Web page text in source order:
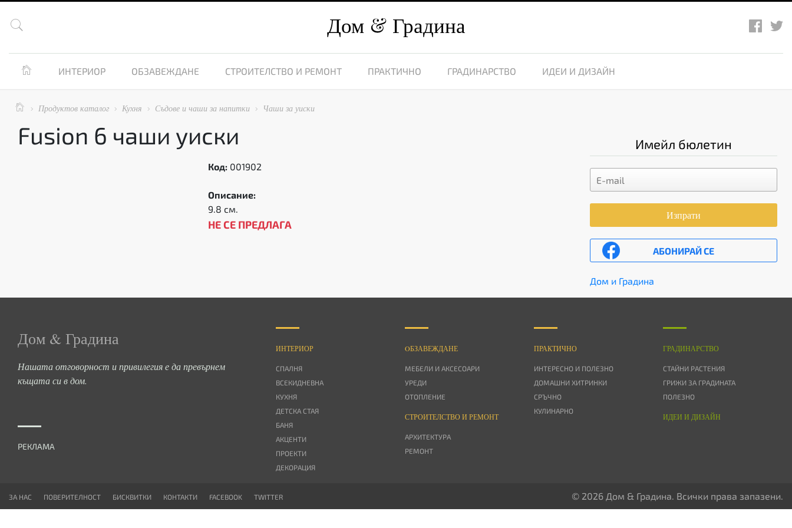
 Дом Градина
 ИНТЕРИОР ОБЗАВЕЖДАНЕ СТРОИТЕЛСТВО И РЕМОНТ ПРАКТИЧНО ГРАДИНАРСТВО ИДЕИ И ДИЗАЙН
  Продуктов каталог  Кухня  Съдове и чаши за напитки  Чаши за уиски
Fusion 6 чаши уиски
Код: 001902
Описание:
9.8 см.
НЕ СЕ ПРЕДЛАГА
Имейл бюлетин
Изпрати
АБОНИРАЙ СЕ
Дом и Градина
Дом & Градина
Нашата отговорност и привилегия е да превърнем
къщата си в дом.
РЕКЛАМА
ИНТЕРИОР
СПАЛНЯ
ВСЕКИДНЕВНА
КУХНЯ
ДЕТСКА СТАЯ
БАНЯ
АКЦЕНТИ
ПРОЕКТИ
ДЕКОРАЦИЯ
OБЗАВЕЖДАНЕ
МЕБЕЛИ И АКСЕСОАРИ
УРЕДИ
ОТОПЛЕНИЕ
СТРОИТЕЛСТВО И РЕМОНТ
АРХИТЕКТУРА
РЕМОНТ
ПРАКТИЧНО
ИНТЕРЕСНО И ПОЛЕЗНО
ДОМАШНИ ХИТРИНКИ
СРЪЧНО
КУЛИНАРНО
ГРАДИНАРСТВО
СТАЙНИ РАСТЕНИЯ
ГРИЖИ ЗА ГРАДИНАТА
ПОЛЕЗНО
ИДЕИ И ДИЗАЙН
ЗА НАС ПОВЕРИТЕЛНОСТ БИСКВИТКИ КОНТАКТИ FACEBOOK TWITTER © 2026 Дом & Градина. Всички права запазени.